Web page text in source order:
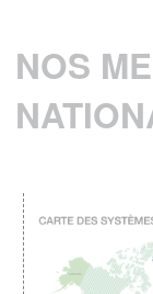
Baromètre
L’étiquette
les
vêtements.
NOS